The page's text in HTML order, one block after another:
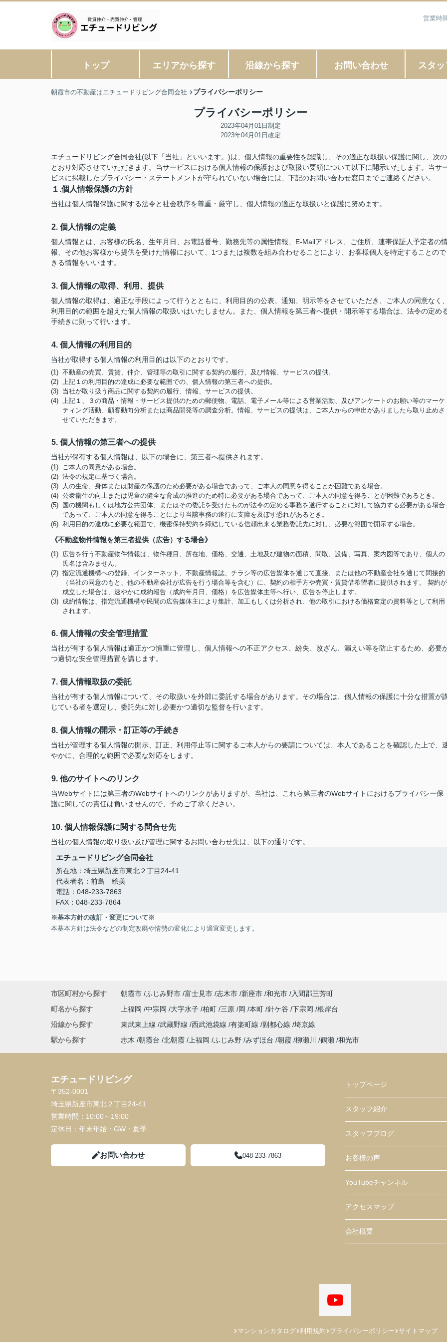
営業時
トップ エリアから探す 沿線から探す お問い合わせ スタ
朝霞市の不動産はエチュードリビング合同会社 プライバシーポリシー
プライバシーポリシー
2023年04月01日制定
2023年04月01日改定
エチュードリビング合同会社(以下「当社」といいます。)は、個人情報の重要性を認識し、その適正な取扱い保護に関し、次の
とおり対応させていただきます。当サービスにおける個人情報の保護および取扱い要領について以下に開示いたします。当サ
ビスに掲載したプライバシー・ステートメントが守られていない場合には、下記のお問い合わせ窓口までご連絡ください。
１.個人情報保護の方針
当社は個人情報保護に関する法令と社会秩序を尊重・厳守し、個人情報の適正な取扱いと保護に努めます。
2. 個人情報の定義
個人情報とは、お客様の氏名、生年月日、お電話番号、勤務先等の属性情報、E-Mailアドレス、ご住所、連帯保証人予定者の
報、その他お客様から提供を受けた情報において、1つまたは複数を組み合わせることにより、お客様個人を特定することので
きる情報をいいます。
3. 個人情報の取得、利用、提供
個人情報の取得は、適正な手段によって行うとともに、利用目的の公表、通知、明示等をさせていただき、ご本人の同意なく
利用目的の範囲を超えた個人情報の取扱いはいたしません。また、個人情報を第三者へ提供・開示等する場合は、法令の定め
手続きに則って行います。
4. 個人情報の利用目的
当社が取得する個人情報の利用目的は以下のとおりです。
(1) 不動産の売買、賃貸、仲介、管理等の取引に関する契約の履行、及び情報、サービスの提供。
(2) 上記１の利用目的の達成に必要な範囲での、個人情報の第三者への提供。
(3) 当社が取り扱う商品に関する契約の履行、情報、サービスの提供。
(4) 上記１、３の商品・情報・サービス提供のための郵便物、電話、電子メール等による営業活動、及びアンケートのお願い等のマーケ
ティング活動、顧客動向分析または商品開発等の調査分析。情報、サービスの提供は、ご本人からの申出がありましたら取り止めさ
せていただきます。
5. 個人情報の第三者への提供
当社が保有する個人情報は、以下の場合に、第三者へ提供されます。
(1) ご本人の同意がある場合。
(2) 法令の規定に基づく場合。
(3) 人の生命、身体または財産の保護のため必要がある場合であって、ご本人の同意を得ることが困難である場合。
(4) 公衆衛生の向上または児童の健全な育成の推進のため特に必要がある場合であって、ご本人の同意を得ることが困難であるとき。
(5) 国の機関もしくは地方公共団体、またはその委託を受けたものが法令の定める事務を遂行することに対して協力する必要がある場合
であって、ご本人の同意を得ることにより当該事務の遂行に支障を及ぼす恐れがあるとき。
(6) 利用目的の達成に必要な範囲で、機密保持契約を締結している信頼出来る業務委託先に対し、必要な範囲で開示する場合。
《不動産物件情報を第三者提供（広告）する場合》
(1) 広告を行う不動産物件情報は、物件種目、所在地、価格、交通、土地及び建物の面積、間取、設備、写真、案内図等であり、個人の
氏名は含みません。
(2) 指定流通機構への登録、インターネット、不動産情報誌、チラシ等の広告媒体を通じて直接、または他の不動産会社を通じて間接的
（当社の同意のもと、他の不動産会社が広告を行う場合等を含む）に、契約の相手方や売買・賃貸借希望者に提供されます。 契約が
成立した場合は、速やかに成約報告（成約年月日、価格）を広告媒体主等へ行い、広告を停止します。
(3) 成約情報は、指定流通機構や民間の広告媒体主により集計、加工もしくは分析され、他の取引における価格査定の資料等として利用
されます。
6. 個人情報の安全管理措置
当社が有する個人情報は適正かつ慎重に管理し、個人情報への不正アクセス、紛失、改ざん、漏えい等を防止するため、必要
つ適切な安全管理措置を講じます。
7. 個人情報取扱の委託
当社が有する個人情報について、その取扱いを外部に委託する場合があります。その場合は、個人情報の保護に十分な措置が
じている者を選定し、委託先に対し必要かつ適切な監督を行います。
8. 個人情報の開示・訂正等の手続き
当社が管理する個人情報の開示、訂正、利用停止等に関するご本人からの要請については、本人であることを確認した上で、
やかに、合理的な範囲で必要な対応をします。
9. 他のサイトへのリンク
当Webサイトには第三者のWebサイトへのリンクがありますが、当社は、これら第三者のWebサイトにおけるプライバシー保
護に関しての責任は負いませんので、予めご了承ください。
10. 個人情報保護に関する問合せ先
当社の個人情報の取り扱い及び管理に関するお問い合わせ先は、以下の通りです。
エチュードリビング合同会社
所在地：埼玉県新座市東北２丁目24-41
代表者名：前島 絵美
電話：048-233-7863
FAX：048-233-7864
※基本方針の改訂・変更について※
本基本方針は法令などの制定改廃や情勢の変化により適宜変更します。
市区町村から探す 朝霞市 ふじみ野市 富士見市 志木市 新座市 和光市
入間郡三芳町
町名から探す
上福岡 中宗岡 大字水子 柏町 三原 岡 本町 針ケ谷 下宗岡
根岸台
沿線から探す
東武東上線 武蔵野線 西武池袋線 有楽町線 副都心線 埼京線
駅から探す
志木 朝霞台 北朝霞 上福岡 ふじみ野 みずほ台 朝霞 柳瀬川 鶴瀬 和光市
エチュードリビング
〒352-0001
埼玉県新座市東北２丁目24-41
営業時間： 10:00～19:00
定休日： 年末年始・GW・夏季
お問い合わせ 048-233-7863
トップページ
スタッフ紹介
スタッフブログ
お客様の声
YouTubeチャンネル
アクセスマップ
会社概要
マンションカタログ 利用規約 プライバシーポリシー サイトマップ